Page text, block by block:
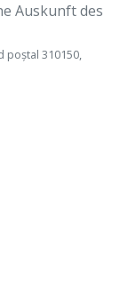
Auskunft des
poștal 310150,